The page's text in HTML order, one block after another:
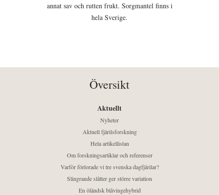
annat sav och rutten frukt. Sorgmantel finns i
hela Sverige.
Översikt
Aktuellt
Nyheter
Aktuell fjärilsforskning
Hela artikellistan
Om forskningsartiklar och referenser
Varför förlorade vi tre svenska dagfjärilar?
Slingrande slåtter ger större variation
En öländsk blåvingehybrid